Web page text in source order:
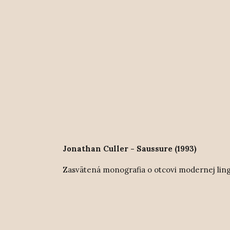
Jonathan Culler - Saussure (1993)
Zasvätená monografia o otcovi modernej